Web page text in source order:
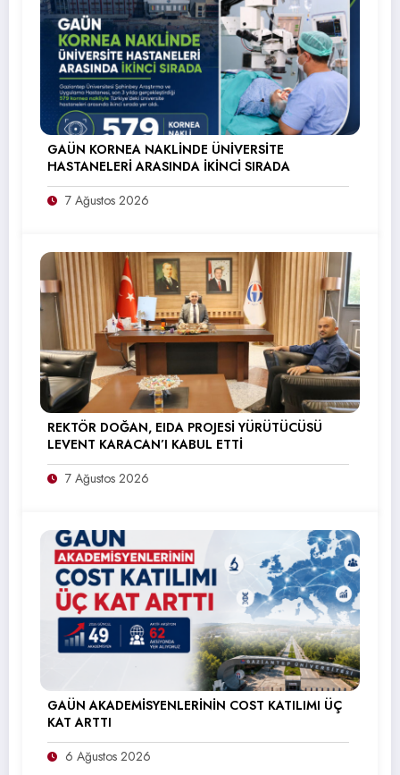
GAÜN KORNEA NAKLİNDE ÜNİVERSİTE
HASTANELERİ ARASINDA İKİNCİ SIRADA
7 Ağustos 2026
REKTÖR DOĞAN, EIDA PROJESİ YÜRÜTÜCÜSÜ
LEVENT KARACAN’I KABUL ETTİ
7 Ağustos 2026
GAÜN AKADEMİSYENLERİNİN COST KATILIMI ÜÇ
KAT ARTTI
6 Ağustos 2026